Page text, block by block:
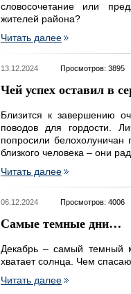
словосочетание или
жителей района?
Читать далее
13.12.2024 Просмотров: 3895
Чей успех оставил в
Близится к завершению
поводов для гордости.
попросили белохолуничан
близкого человека – они
Читать далее
06.12.2024 Просмотров: 4006
Самые темные дни…
Декабрь – самый темный
хватает солнца. Чем
Читать далее